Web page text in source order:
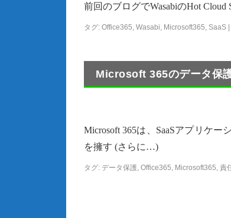
前回のブログでWasabiのHot
タグ: Office365, Wasabi, Microsoft365, SaaS |
Microsoft 365のデータ保
Microsoft 365は、SaaSアプリケ
を擁す (さらに…)
タグ: データ保護, Office365, Microsoft365, 責